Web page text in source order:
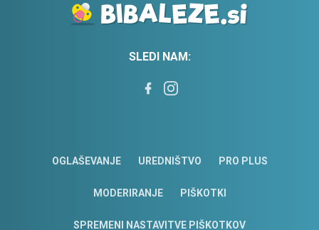
SLEDI NAM:
OGLAŠEVANJE UREDNIŠTVO PRO PLUS
MODERIRANJE PIŠKOTKI
SPREMENI NASTAVITVE PIŠKOTKOV